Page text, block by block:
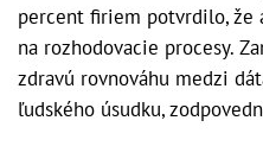
percent firiem potvrdilo, že
na rozhodovacie procesy.
zdravú rovnováhu medzi
ľudského úsudku,